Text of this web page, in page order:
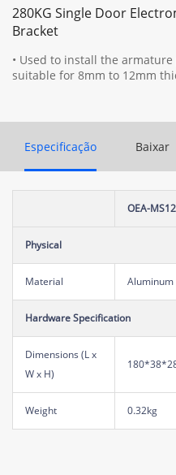
280KG Single Door
Bracket
• Used to install the
suitable for 8mm to 12mm
Especificação Baixar
OEA-
Physical
Material Aluminum
Hardware Specification
Dimensions (L x
W x H)
Weight 0.32kg